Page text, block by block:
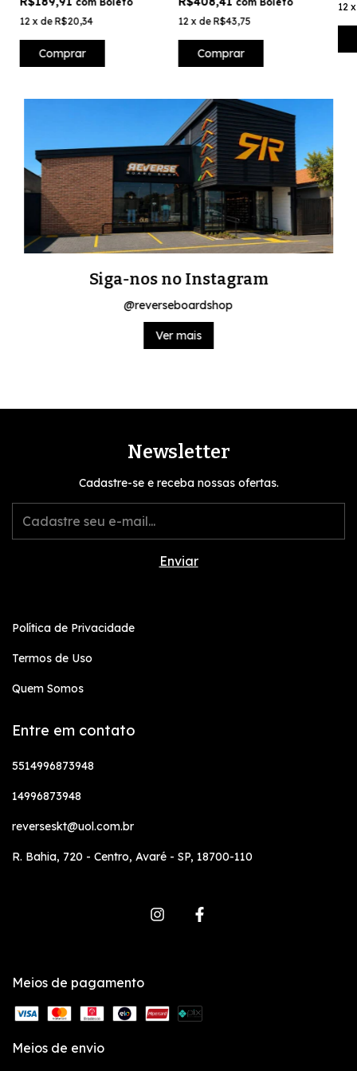
12 x de R$20,34
Comprar
12 xdeR$43,75
Comprar
12
Siga-nos no Instagram
@reverseboardshop
Ver mais
Newsletter
Cadastre-se e receba nossas ofertas.
Política de Privacidade
Termos de Uso
Quem Somos
Entre em contato
5514996873948
14996873948
reverseskt@uol.com.br
R. Bahia, 720 - Centro, Avaré - SP, 18700-110
Meios de pagamento
Meios de envio